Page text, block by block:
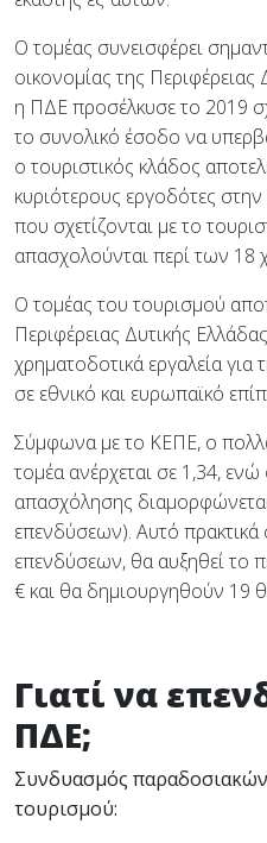
Ο τομέας συνεισφέρει
οικονομίας της Περιφέρειας
η ΠΔΕ προσέλκυσε το 2019
το συνολικό έσοδο να
ο τουριστικός κλάδος
κυριότερους εργοδότες
που σχετίζονται με το
απασχολούνται περί των 18
Ο τομέας του τουρισμού
Περιφέρειας Δυτικής
χρηματοδοτικά εργαλεία
σε εθνικό και ευρωπαϊκό
Σύμφωνα με το ΚΕΠΕ, ο
τομέα ανέρχεται σε 1,34,
απασχόλησης
επενδύσεων). Αυτό πρακτικά
επενδύσεων, θα αυξηθεί το
€ και θα δημιουργηθούν 19
Γιατί να
ΠΔΕ;
Συνδυασμός
τουρισμού: